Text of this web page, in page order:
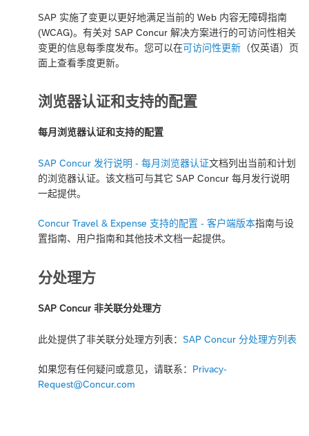
SAP 实施了变更以更好地满足当前的 Web 内容无障碍指南
(WCAG)。有关对 SAP Concur 解决方案进行的可访问性相关
变更的信息每季度发布。您可以在可访问性更新 （仅英语）页
面上查看季度更新。
浏览器认证和支持的配置
每月浏览器认证和支持的配置
SAP Concur 发行说明 - 每月浏览器认证文档列出当前和计划
的浏览器认证。该文档可与其它 SAP Concur 每月发行说明
一起提供。
Concur Travel & Expense 支持的配置 - 客户端版本指南与设
置指南、用户指南和其他技术文档一起提供。
分处理方
SAP Concur 非关联分处理方
此处提供了非关联分处理方列表： SAP Concur 分处理方列表
如果您有任何疑问或意见，请联系： Privacy-
Request@Concur.com